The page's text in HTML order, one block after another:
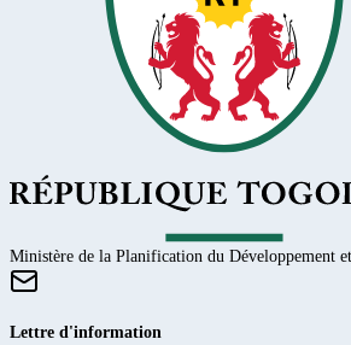
Ministère de la Planification du Développement
Lettre d'information